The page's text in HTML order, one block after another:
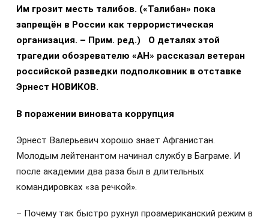
Им грозит месть талибов. («Талибан» пока
запрещён в России как террористическая
организация. – Прим. ред.) О деталях этой
трагедии обозревателю «АН» рассказал ветеран
российской разведки подполковник в отставке
Эрнест НОВИКОВ.
В поражении виновата коррупция
Эрнест Валерьевич хорошо знает Афганистан.
Молодым лейтенантом начинал службу в Баграме. И
после академии два раза был в длительных
командировках «за речкой».
– Почему так быстро рухнул проамериканский режим в